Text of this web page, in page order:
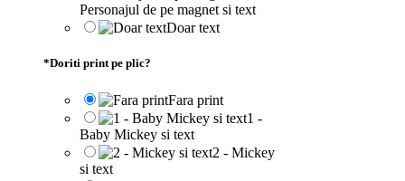
Personajul de pe magnet si text
Doar text
*Doriti print pe plic?
Fara print
1 -
Baby Mickey si text
2 - Mickey
si text